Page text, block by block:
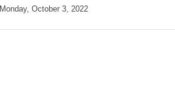
Monday, October 3, 2022